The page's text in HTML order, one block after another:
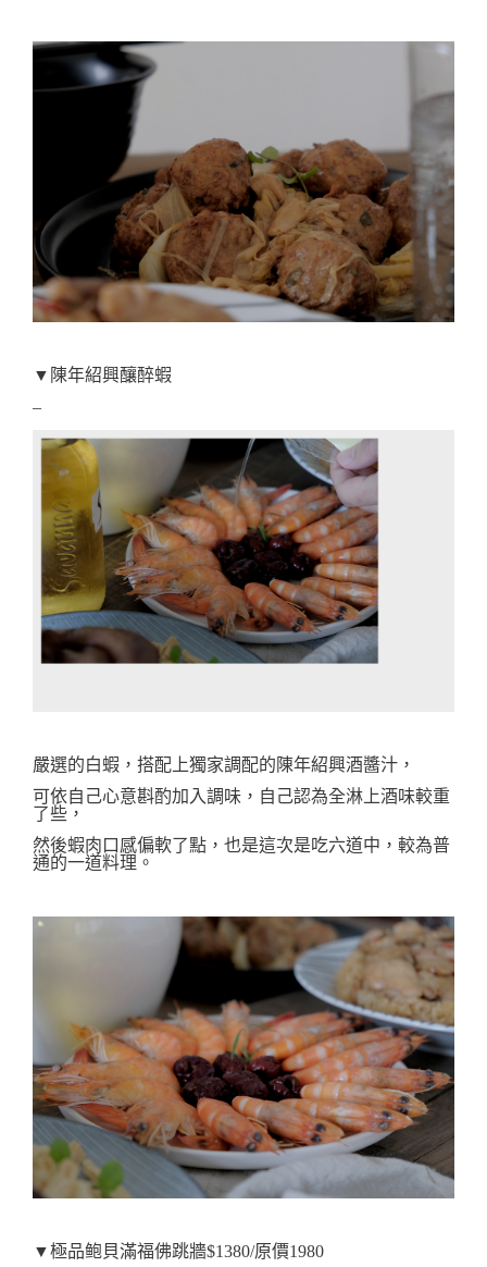
▼陳年紹興釀醉蝦
–
嚴選的白蝦，搭配上獨家調配的陳年紹興酒醬汁，
可依自己心意斟酌加入調味， 自己認為全淋上酒味較重
了些，
然後蝦肉口感偏軟了點，也是這次是吃六道中，較為普
通的一道料理。
▼極品鲍貝滿福佛跳牆$1380/原價1980